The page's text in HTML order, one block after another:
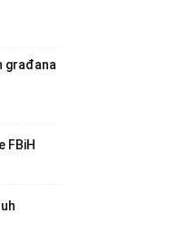
građana
FBiH